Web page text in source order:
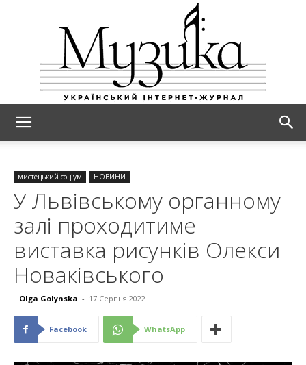
мистецький соціум НОВИНИ
У Львівському органному
залі проходитиме
виставка рисунків Олекси
Новаківського
Olga Golynska - 17 Серпня 2022
Facebook WhatsApp